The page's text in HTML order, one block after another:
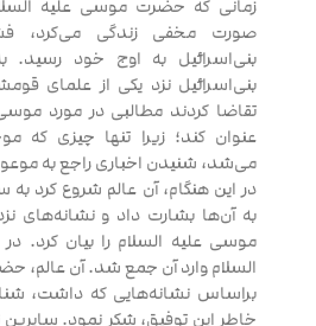
زمانى كه حضرت موسى عليه
صورت مخفى زندگى مى‌كرد،
بنى‌اسرائيل به اوج خود رسيد.
بنى‌اسرائيل نزد يكى از علماى
تقاضا كردند مطالبى در مورد
عنوان كند؛ زيرا تنها چيزى كه
مى‌شد، شنيدن اخبارى راجع به
در اين هنگام، آن عالم شروع كرد
به آن‌ها بشارت داد و نشانه‌هاى
موسى عليه السلام را بيان كرد.
السلام وارد آن جمع شد. آن عالم،
براساس نشانه‌هايى كه داشت،
خاطر اين توفيق، شكر نمود.